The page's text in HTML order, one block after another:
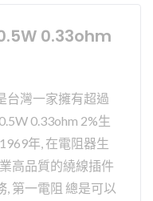
0.33ohm
台灣一家擁有超過
0.33ohm 2%生
年, 在電阻器生
高品質的繞線插件
, 第一電阻 總是可以